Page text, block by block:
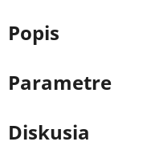
Popis
Parametre
Diskusia